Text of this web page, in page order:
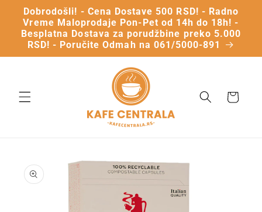
Dobrodošli! - Cena Dostave 500 RSD! - Radno
Vreme Maloprodaje Pon-Pet od 14h do 18h! -
Besplatna Dostava za porudžbine preko 5.000
RSD! - Poručite Odmah na 061/5000-891
Korpa
informacije